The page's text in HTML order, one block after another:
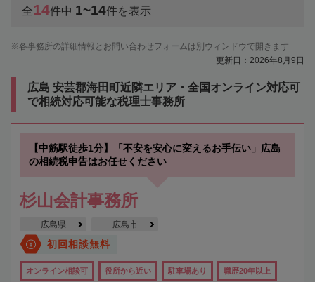
全14件中 1~14件を表示
各事務所の詳細情報とお問い合わせフォームは別ウィンドウで開きます
更新日：2026年8月9日
広島 安芸郡海田町近隣エリア・全国オンライン対応可
で相続対応可能な税理士事務所
【中筋駅徒歩1分】「不安を安心に変えるお手伝い」広島
の相続税申告はお任せください
杉山会計事務所
広島県 広島市
初回相談無料
オンライン相談可 役所から近い 駐車場あり 職歴20年以上